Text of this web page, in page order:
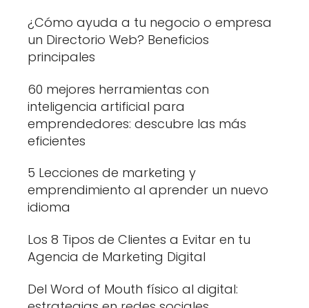
¿Cómo ayuda a tu negocio o empresa
un Directorio Web? Beneficios
principales
60 mejores herramientas con
inteligencia artificial para
emprendedores: descubre las más
eficientes
5 Lecciones de marketing y
emprendimiento al aprender un nuevo
idioma
Los 8 Tipos de Clientes a Evitar en tu
Agencia de Marketing Digital
Del Word of Mouth físico al digital: